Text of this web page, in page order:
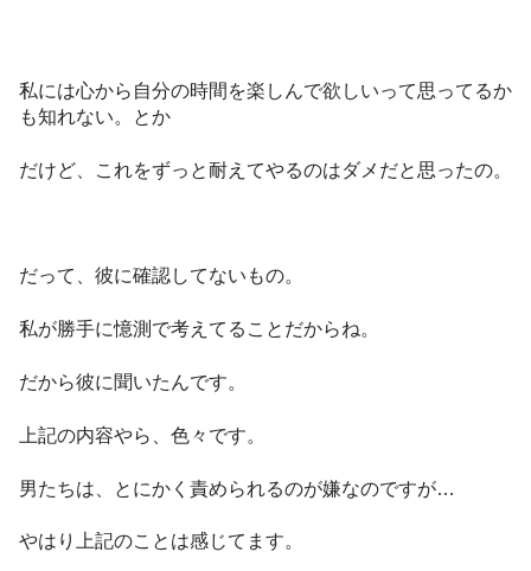
私には心から自分の時間を楽しんで欲しいって思ってるか
も知れない。とか
だけど、これをずっと耐えてやるのはダメだと思ったの。
だって、彼に確認してないもの。
私が勝手に憶測で考えてることだからね。
だから彼に聞いたんです。
上記の内容やら、色々です。
男たちは、とにかく責められるのが嫌なのですが…
やはり上記のことは感じてます。